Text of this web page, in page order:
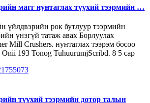
магг нунтаглах түүхий тээрмийн …
үйлдвэрийн рок бутлуур тээрмийн
үнэгүй татаж авах Борлуулах
Mill Crushers. нунтаглах тээрэм босоо
193 Tonog TuhuurumjScribd. 8 5 сар
түүхий тээрмийн дотор талын